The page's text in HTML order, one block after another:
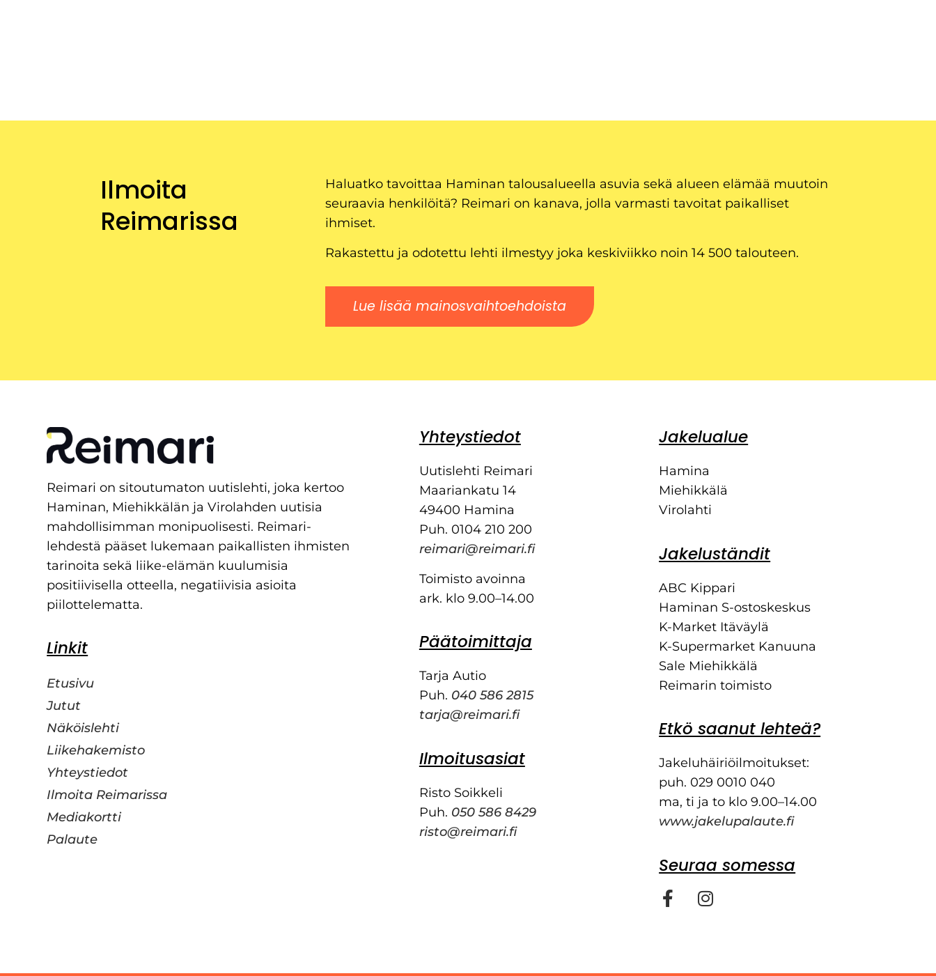
Ilmoita
Reimarissa
Haluatko tavoittaa Haminan talousalueella asuvia sekä alueen elämää muutoin
seuraavia henkilöitä? Reimari on kanava, jolla varmasti tavoitat paikalliset
ihmiset.
Rakastettu ja odotettu lehti ilmestyy joka keskiviikko noin 14 500 talouteen.
Lue lisää mainosvaihtoehdoista
Reimari on sitoutumaton uutislehti, joka kertoo
Haminan, Miehikkälän ja Virolahden uutisia
mahdollisimman monipuolisesti. Reimari-
lehdestä pääset lukemaan paikallisten ihmisten
tarinoita sekä liike-elämän kuulumisia
positiivisella otteella, negatiivisia asioita
piilottelematta.
Linkit
Etusivu
Jutut
Näköislehti
Liikehakemisto
Yhteystiedot
Ilmoita Reimarissa
Mediakortti
Palaute
Yhteystiedot
Uutislehti Reimari
Maariankatu 14
49400 Hamina
Puh. 0104 210 200
reimari@reimari.fi
Toimisto avoinna
ark. klo 9.00–14.00
Päätoimittaja
Tarja Autio
Puh. 040 586 2815
tarja@reimari.fi
Ilmoitusasiat
Risto Soikkeli
Puh. 050 586 8429
risto@reimari.fi
Jakelualue
Hamina
Miehikkälä
Virolahti
Jakeluständit
ABC Kippari
Haminan S-ostoskeskus
K-Market Itäväylä
K-Supermarket Kanuuna
Sale Miehikkälä
Reimarin toimisto
Etkö saanut lehteä?
Jakeluhäiriöilmoitukset:
puh. 029 0010 040
ma, ti ja to klo 9.00–14.00
www.jakelupalaute.fi
Seuraa somessa